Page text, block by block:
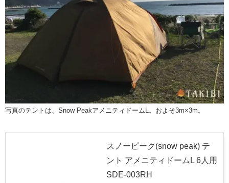
写真のテントは、Snow PeakアメニティドームL。およそ3m×3m。
スノーピーク(snow peak) テ
ント アメニティドームL 6人用
SDE-003RH